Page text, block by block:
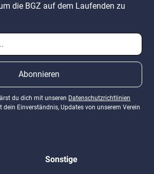
die BGZ auf dem Laufenden zu
du dich mit unseren Datenschutzrichtlinien
dein Einverständnis, Updates von unserem Verein
Sonstige